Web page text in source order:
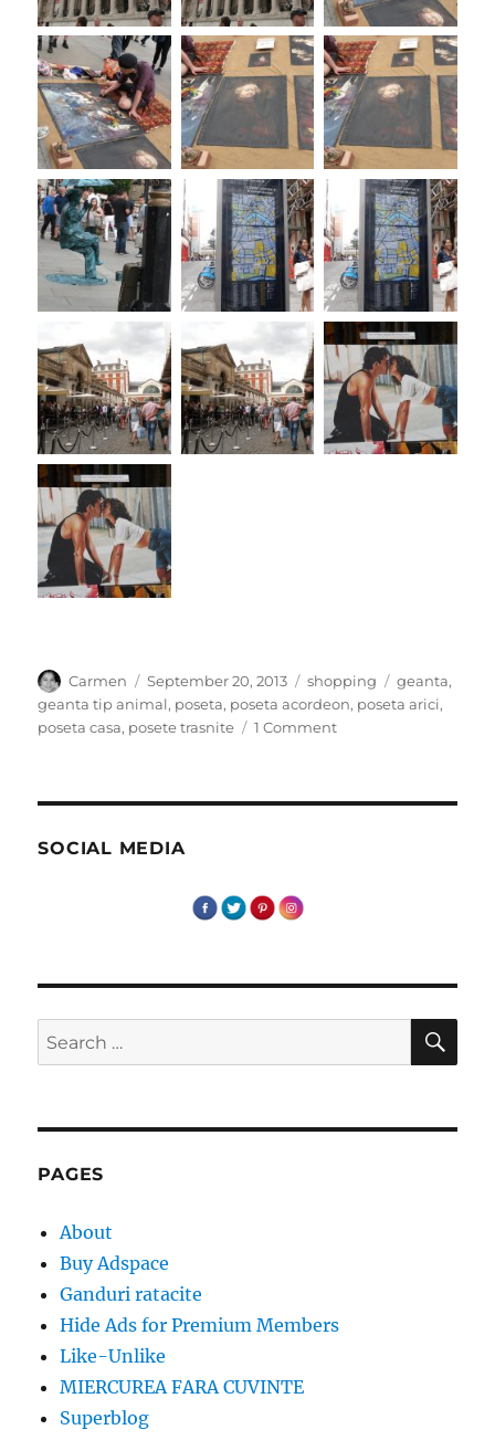
Author
Carmen
Posted
on
September 20, 2013 Categories
shopping Tags
geanta,
geanta tip animal, poseta, poseta acordeon, poseta arici,
poseta casa, posete trasnite 1 Commenton
SOCIAL MEDIA
Search
for:
PAGES
About
Buy Adspace
Ganduri ratacite
Hide Ads for Premium Members
Like-Unlike
MIERCUREA FARA CUVINTE
Superblog